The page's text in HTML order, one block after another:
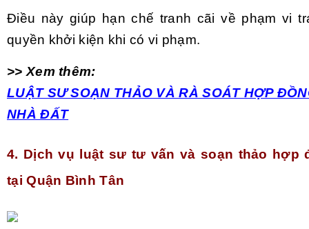
Điều này giúp hạn chế tranh cãi về phạm vi
quyền khởi kiện khi có vi phạm.
>> Xem thêm:
LUẬT SƯ SOẠN THẢO VÀ RÀ SOÁT HỢP
NHÀ ĐẤT
4. Dịch vụ luật sư tư vấn và soạn thảo hợp
tại Quận Bình Tân